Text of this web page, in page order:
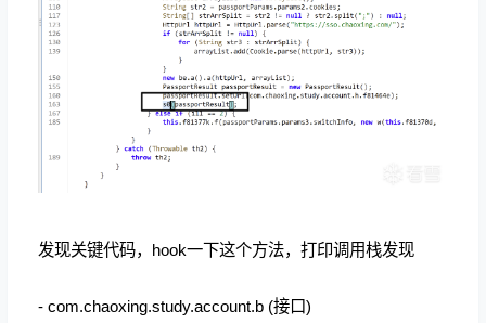
发现关键代码，hook一下这个方法，打印调用栈发现
- com.chaoxing.study.account.b (接口)